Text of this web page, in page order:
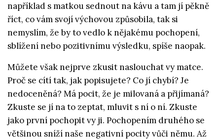
například s matkou sednout na kávu a tam jí pěkně
říct, co vám svojí výchovou způsobila, tak si
nemyslím, že by to vedlo k nějakému pochopení,
sblížení nebo pozitivnímu výsledku, spíše naopak.
Můžete však nejprve zkusit naslouchat vy matce.
Proč se cítí tak, jak popisujete? Co jí chybí? Je
nedoceněná? Má pocit, že je milovaná a přijímaná?
Zkuste se jí na to zeptat, mluvit s ní o ní. Zkuste
jako první pochopit vy ji. Pochopením druhého se
většinou sníží naše negativní pocity vůči němu. Až